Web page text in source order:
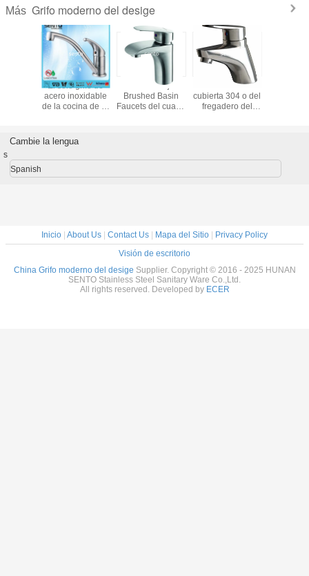
Más Grifo moderno del desige
El 304/316 grifo
de acero
inoxidable manija
grados sola tira
hacia abajo el
mezclador del
cocina
cocina de acero
inoxidable del
grifo del diseño
Grifo europeo de
la cocina del
estilo de la sola
Cambie la lengua
s
Spanish
Inicio | About Us | Contact Us | Mapa del Sitio | Privacy Policy
Visión de escritorio
China Grifo moderno del desige Supplier. Copyright © 2016 - 2025 HUNAN
SENTO Stainless Steel Sanitary Ware Co.,Ltd.
All rights reserved. Developed by ECER